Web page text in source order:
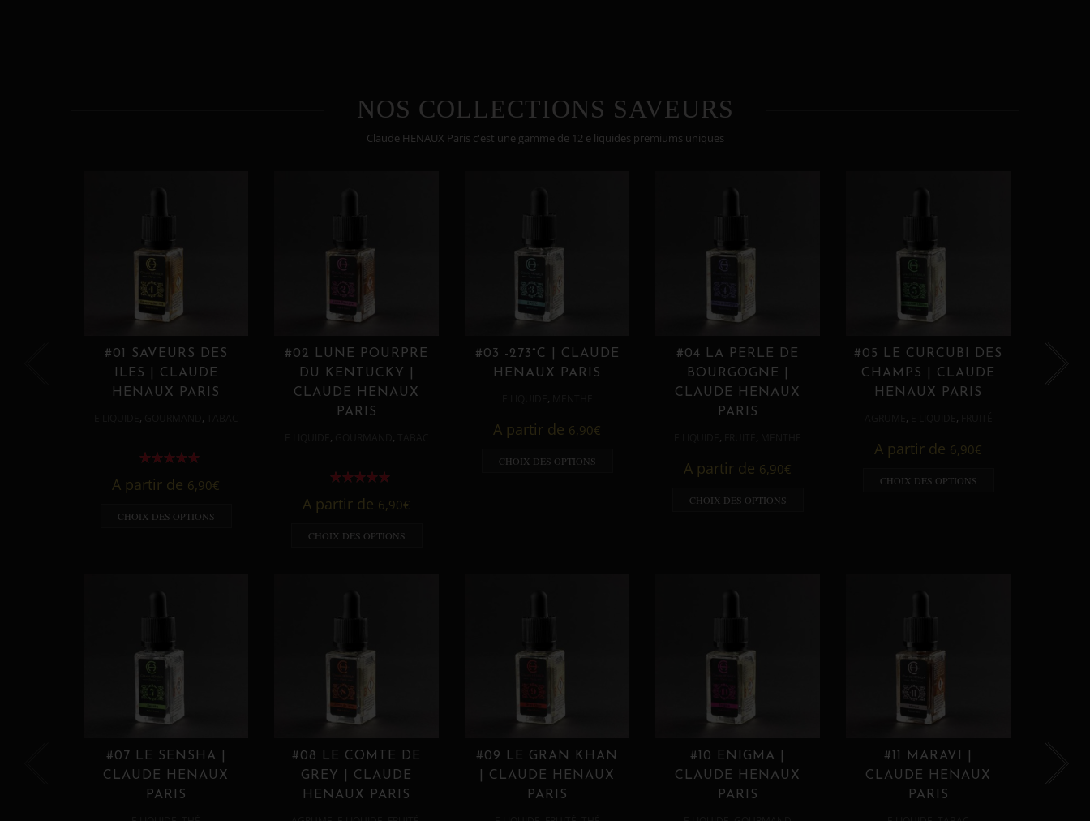
NOS COLLECTIONS SAVEURS
Claude HENAUX Paris c'est une gamme de 12 e liquides premiums uniques
#01 SAVEURS DES
ILES | CLAUDE
HENAUX PARIS
, ,
A partir de 6,90€
CHOIX DES OPTIONS
#02 LUNE POURPRE
DU KENTUCKY |
CLAUDE HENAUX
PARIS
, ,
A partir de 6,90€
CHOIX DES OPTIONS
#03 -273°C | CLAUDE
HENAUX PARIS
,
A partir de 6,90€
CHOIX DES OPTIONS
#04 LA PERLE DE
BOURGOGNE |
CLAUDE HENAUX
PARIS
, ,
A partir de 6,90€
CHOIX DES OPTIONS
#05 LE CURCUBI DES
CHAMPS | CLAUDE
HENAUX PARIS
, ,
A partir de 6,90€
CHOIX DES OPTIONS
#07 LE SENSHA |
CLAUDE HENAUX
PARIS
#08 LE COMTE DE
GREY | CLAUDE
HENAUX PARIS
#09 LE GRAN KHAN
| CLAUDE HENAUX
PARIS
#10 ENIGMA |
CLAUDE HENAUX
PARIS
#11 MARAVI |
CLAUDE HENAUX
PARIS